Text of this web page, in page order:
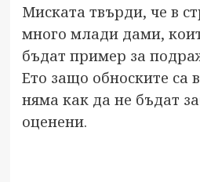
Миската твърди, че в
много млади дами,
бъдат пример за
Ето защо обноските са
няма как да не бъдат
оценени.